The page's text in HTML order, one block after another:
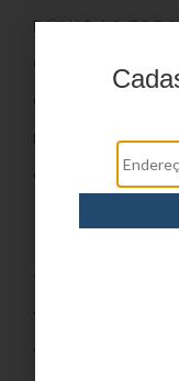
DÚVIDAS
CONTATO
Marcas